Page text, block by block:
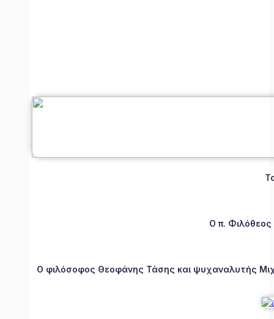
Ο π.
Ο φιλόσοφος Θεοφάνης Τάσης και ψυχαναλυτής